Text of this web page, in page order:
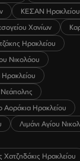
ΚΕΣΑΝ Ηρακλείου
Χανίων
Ηρακλείου
Νικολάου
Αοράκια Ηρακλείου
Λιμάνι Αγίου
Ηρακλείου